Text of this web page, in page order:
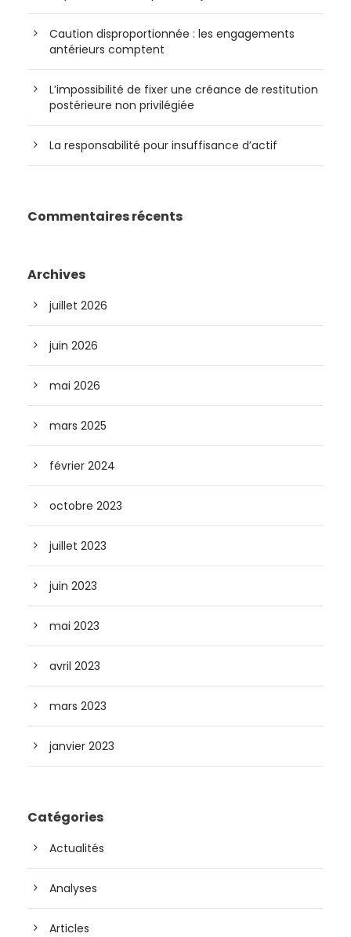
Caution disproportionnée : les engagements
antérieurs comptent
L’impossibilité de fixer une créance de restitution
postérieure non privilégiée
La responsabilité pour insuffisance d’actif
Commentaires récents
Archives
juillet 2026
juin 2026
mai 2026
mars 2025
février 2024
octobre 2023
juillet 2023
juin 2023
mai 2023
avril 2023
mars 2023
janvier 2023
Catégories
Actualités
Analyses
Articles